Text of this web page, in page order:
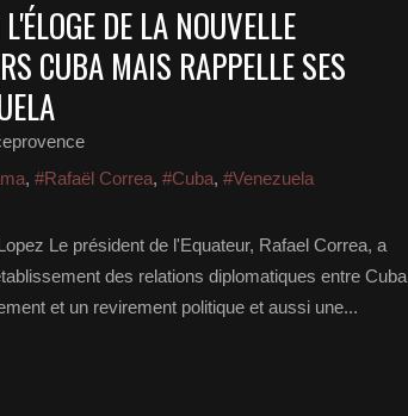
DE LA NOUVELLE
CUBA MAIS RAPPELLE SES
, #Rafaël Correa, #Cuba, #Venezuela
Le président de l'Equateur, Rafael Correa, a
des relations diplomatiques entre Cuba
et un revirement politique et aussi une...